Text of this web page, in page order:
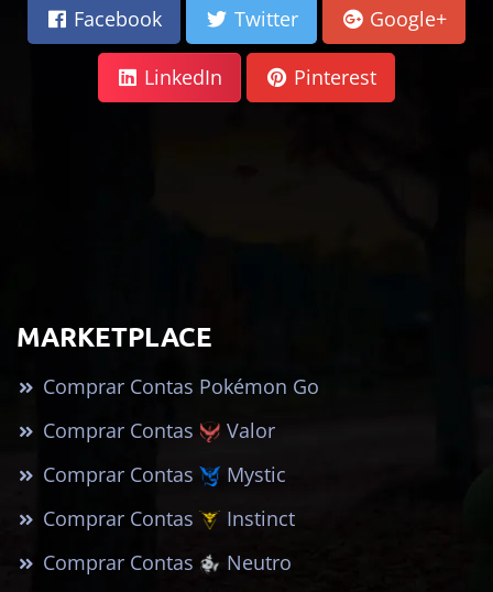
Facebook Twitter Google+
LinkedIn Pinterest
MARKETPLACE
Comprar Contas Pokémon Go
Comprar Contas
Valor
Comprar Contas
Mystic
Comprar Contas
Instinct
Comprar Contas
Neutro